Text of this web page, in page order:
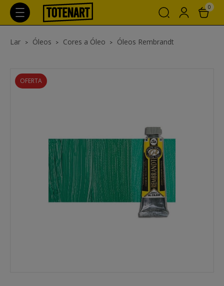
0
Lar Óleos Cores a Óleo Óleos Rembrandt
OFERTA